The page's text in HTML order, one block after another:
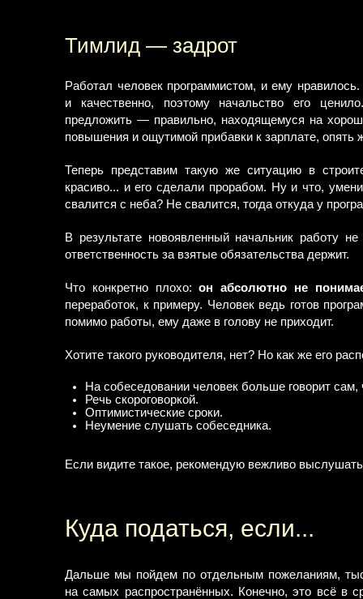
Тимлид — задрот
Работал человек программистом, и ему
и качественно, поэтому начальство его
предложить — правильно, находящемуся на
повышения и ощутимой прибавки к зарплате,
Теперь представим такую же ситуацию в
красиво... и его сделали прорабом. Ну и что,
свалится с неба? Не свалится, тогда откуда у
В результате новоявленный начальник работу
ответственность за взятые обязательства держит.
Что конкретно плохо:он абсолютно не
переработок, к примеру. Человек ведь готов
помимо работы, ему даже в голову не приходит.
Хотите такого руководителя, нет? Но как же его
На собеседовании человек больше говорит
Речь скороговоркой.
Оптимистические сроки.
Неумение слушать собеседника.
Если видите такое, рекомендую вежливо
Куда податься, если...
Дальше мы пойдем по отдельным пожеланиям,
на самых распространённых. Конечно, это всё в